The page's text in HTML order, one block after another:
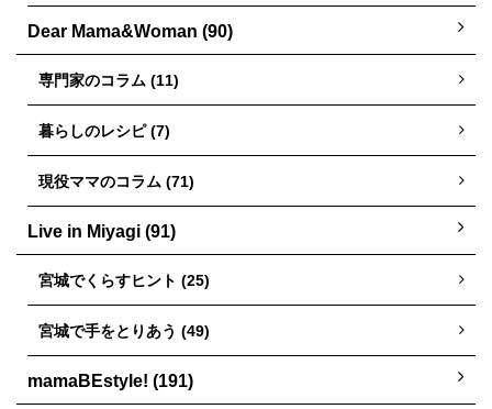
Dear Mama&Woman (90)
専門家のコラム (11)
暮らしのレシピ (7)
現役ママのコラム (71)
Live in Miyagi (91)
宮城でくらすヒント (25)
宮城で手をとりあう (49)
mamaBEstyle! (191)